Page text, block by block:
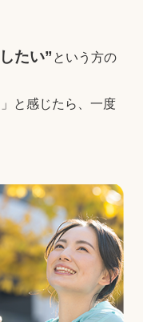
たい” という方の
と感じたら、一度